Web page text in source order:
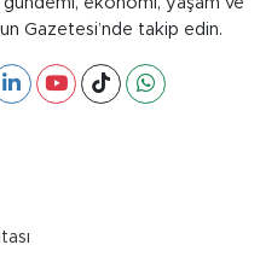
Gazetesi’nde takip edin.